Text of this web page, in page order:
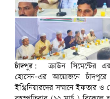
চাঁদপুর:
ক্রাউন সিমেন্টের
হোসেন-এর আয়োজনে চাঁদপুরে
ইঞ্জিনিয়ারদের সম্মানে ইফতার